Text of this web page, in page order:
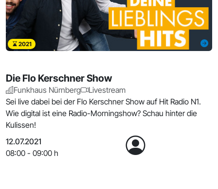
2021
Die Flo Kerschner Show
Funkhaus Nürnberg
Livestream
Sei live dabei bei der Flo Kerschner Show auf Hit Radio N1.
Wie digital ist eine Radio-Morningshow? Schau hinter die
Kulissen!
12.07.2021
08:00 - 09:00 h